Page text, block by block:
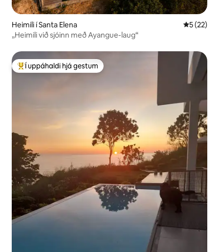
Heimili í Santa Elena 5 af 5 í
5 (22)
„Heimili við sjóinn með Ayangue-laug“
Í mestu uppáhaldi hjá gestum
Í uppáhaldi hjá gestum